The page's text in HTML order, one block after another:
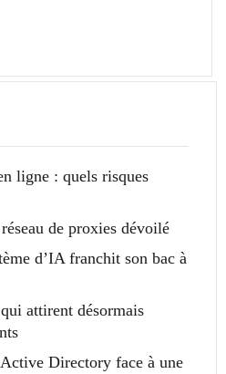
ligne : quels risques
de proxies dévoilé
d’IA franchit son bac à
attirent désormais
Directory face à une